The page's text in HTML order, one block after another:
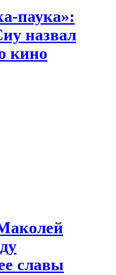
паука»:
назвал
кино
славы